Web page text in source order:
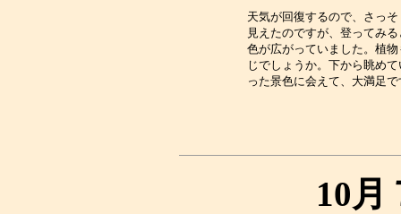
天気が回復するので、さっ
見えたのですが、登ってみ
色が広がっていました。植
じでしょうか。下から眺め
10月